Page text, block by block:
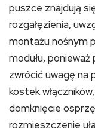
puszce znajdują
rozgałęzienia,
montażu nośnym
modułu,
zwrócić uwagę na
kostek
domknięcie
rozmieszczenie